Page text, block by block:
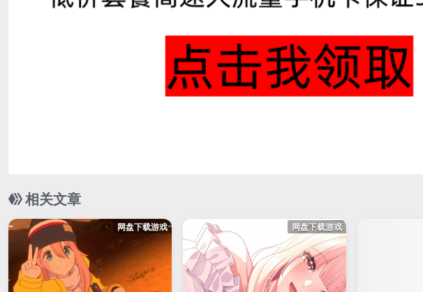
相关文章
网盘下载游戏 网盘下载游戏